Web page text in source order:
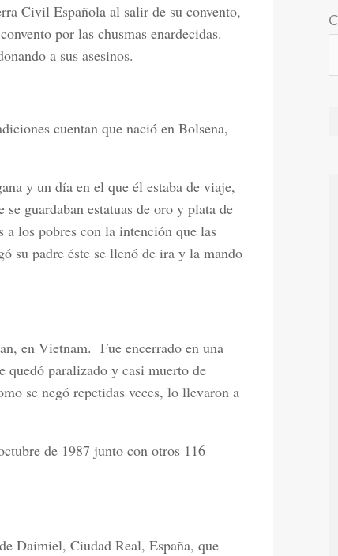
Civil Española al salir de su convento,
por las chusmas enardecidas.
a sus asesinos.
cuentan que nació en Bolsena,
y un día en el que él estaba de viaje,
guardaban estatuas de oro y plata de
a los pobres con la intención que las
su padre éste se llenó de ira y la mando
en Vietnam. Fue encerrado en una
quedó paralizado y casi muerto de
se negó repetidas veces, lo llevaron a
de 1987 junto con otros 116
Daimiel, Ciudad Real, España, que